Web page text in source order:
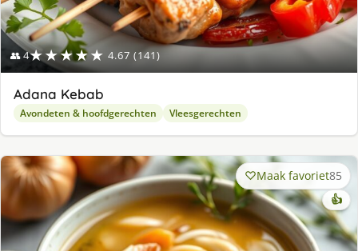
👥 4★★★★★ 4.67 (141)
Adana Kebab
Avondeten & hoofdgerechten Vleesgerechten
Maak favoriet85
👍